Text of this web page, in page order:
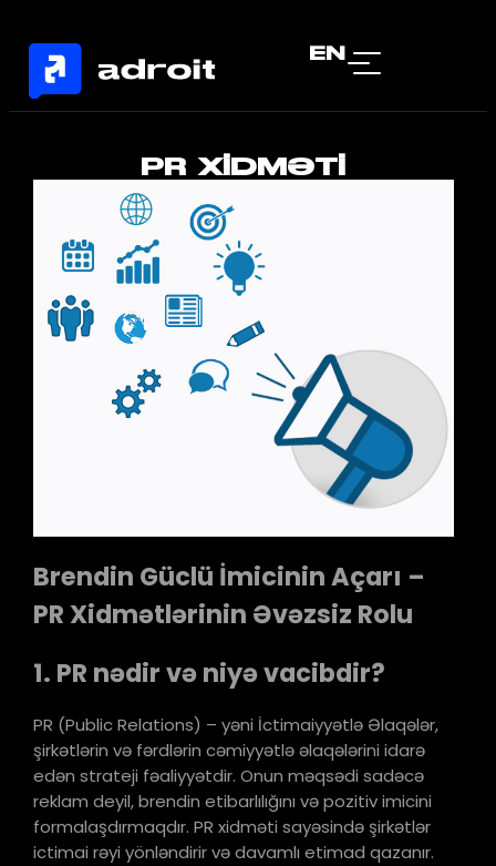
EN
PR XIDMƏTI
Brendin Güclü İmicinin Açarı –
PR Xidmətlərinin Əvəzsiz Rolu
1. PR nədir və niyə vacibdir?
PR (Public Relations) – yəni İctimaiyyətlə Əlaqələr,
şirkətlərin və fərdlərin cəmiyyətlə əlaqələrini idarə
edən strateji fəaliyyətdir. Onun məqsədi sadəcə
reklam deyil, brendin etibarlılığını və pozitiv imicini
formalaşdırmaqdır. PR xidməti sayəsində şirkətlər
ictimai rəyi yönləndirir və davamlı etimad qazanır.